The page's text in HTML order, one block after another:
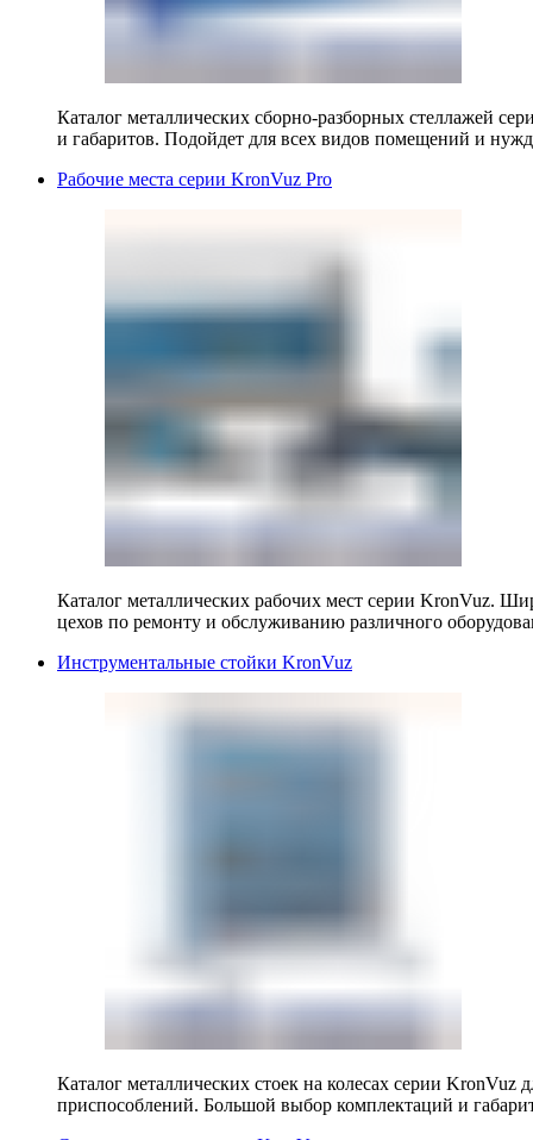
Каталог металлических сборно-разборных стеллажей
и габаритов. Подойдет для всех видов помещений и
Рабочие места серии KronVuz Pro
Каталог металлических рабочих мест серии KronVuz.
цехов по ремонту и обслуживанию различного
Инструментальные стойки KronVuz
Каталог металлических стоек на колесах серии KronVuz
приспособлений. Большой выбор комплектаций и